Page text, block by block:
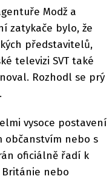
Modž a
zatykače bylo, že
představitelů,
televizi SVT také
Rozhodl se prý
vysoce postavení
občanstvím nebo s
oficiálně řadí k
nebo